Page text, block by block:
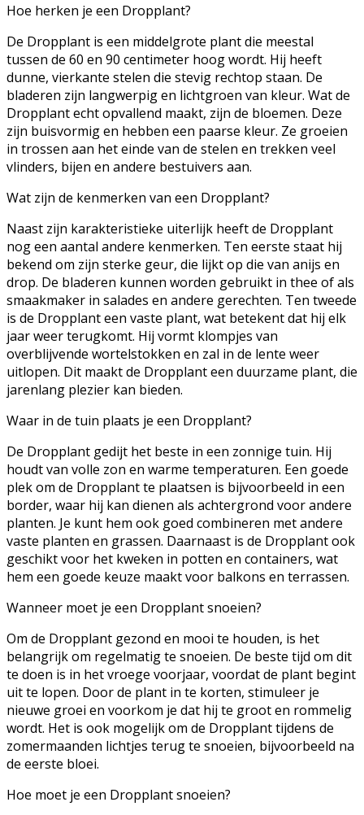
Hoe herken je een Dropplant?
De Dropplant is een middelgrote plant die meestal
tussen de 60 en 90 centimeter hoog wordt. Hij heeft
dunne, vierkante stelen die stevig rechtop staan. De
bladeren zijn langwerpig en lichtgroen van kleur. Wat de
Dropplant echt opvallend maakt, zijn de bloemen. Deze
zijn buisvormig en hebben een paarse kleur. Ze groeien
in trossen aan het einde van de stelen en trekken veel
vlinders, bijen en andere bestuivers aan.
Wat zijn de kenmerken van een Dropplant?
Naast zijn karakteristieke uiterlijk heeft de Dropplant
nog een aantal andere kenmerken. Ten eerste staat hij
bekend om zijn sterke geur, die lijkt op die van anijs en
drop. De bladeren kunnen worden gebruikt in thee of als
smaakmaker in salades en andere gerechten. Ten tweede
is de Dropplant een vaste plant, wat betekent dat hij elk
jaar weer terugkomt. Hij vormt klompjes van
overblijvende wortelstokken en zal in de lente weer
uitlopen. Dit maakt de Dropplant een duurzame plant, die
jarenlang plezier kan bieden.
Waar in de tuin plaats je een Dropplant?
De Dropplant gedijt het beste in een zonnige tuin. Hij
houdt van volle zon en warme temperaturen. Een goede
plek om de Dropplant te plaatsen is bijvoorbeeld in een
border, waar hij kan dienen als achtergrond voor andere
planten. Je kunt hem ook goed combineren met andere
vaste planten en grassen. Daarnaast is de Dropplant ook
geschikt voor het kweken in potten en containers, wat
hem een goede keuze maakt voor balkons en terrassen.
Wanneer moet je een Dropplant snoeien?
Om de Dropplant gezond en mooi te houden, is het
belangrijk om regelmatig te snoeien. De beste tijd om dit
te doen is in het vroege voorjaar, voordat de plant begint
uit te lopen. Door de plant in te korten, stimuleer je
nieuwe groei en voorkom je dat hij te groot en rommelig
wordt. Het is ook mogelijk om de Dropplant tijdens de
zomermaanden lichtjes terug te snoeien, bijvoorbeeld na
de eerste bloei.
Hoe moet je een Dropplant snoeien?